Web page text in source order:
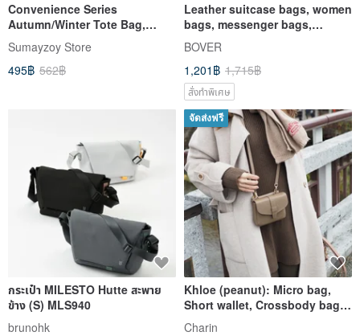
Convenience Series
Autumn/Winter Tote Bag,
Convertible
Shoulder/Crossbody Bag,
Lightweight Mesh Commuter
Sumayzoy Store
495฿ 562฿
Leather suitcase bags, women
bags, messenger bags,
vintage handbags, shoulder
BOVER
1,201฿ 1,715฿
สั่งทำพิเศษ
กระเป๋า MILESTO Hutte สะพาย
ข้าง (S) MLS940
brunohk
จัดส่งฟรี
Khloe (peanut): Micro bag,
Short wallet, Crossbody bag,
Cow Leather wallet,Brown
Charin